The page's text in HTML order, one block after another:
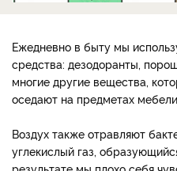
Ежедневно в быту мы
средства: дезодоранты,
многие другие вещества,
оседают на предметах
Воздух также отравляют
углекислый газ,
результате мы плохо себя